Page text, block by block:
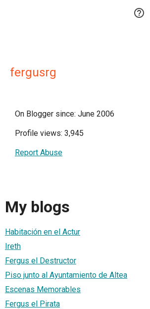

fergusrg
On Blogger since: June 2006
Profile views: 3,945
Report Abuse
My blogs
Habitación en el Actur
Ireth
Fergus el Destructor
Piso junto al Ayuntamiento de Altea
Escenas Memorables
Fergus el Pirata